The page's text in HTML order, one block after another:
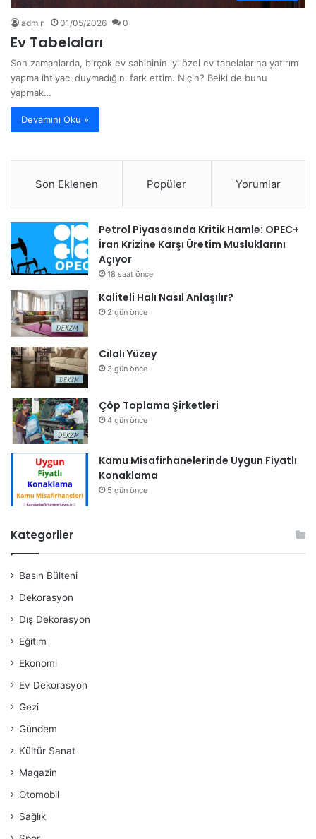
admin 01/05/2026 0
Ev Tabelaları
Son zamanlarda, birçok ev sahibinin iyi özel ev tabelalarına yatırım
yapma ihtiyacı duymadığını fark ettim. Niçin? Belki de bunu
yapmak…
Devamını Oku »
Son Eklenen Popüler Yorumlar
Petrol Piyasasında Kritik Hamle: OPEC+
İran Krizine Karşı Üretim Musluklarını
Açıyor
18 saat önce
Kaliteli Halı Nasıl Anlaşılır?
2 gün önce
Cilalı Yüzey
3 gün önce
Çöp Toplama Şirketleri
4 gün önce
Kamu Misafirhanelerinde Uygun Fiyatlı
Konaklama
5 gün önce
Kategoriler
Basın Bülteni
Dekorasyon
Dış Dekorasyon
Eğitim
Ekonomi
Ev Dekorasyon
Gezi
Gündem
Kültür Sanat
Magazin
Otomobil
Sağlık